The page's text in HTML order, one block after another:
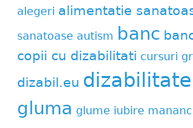
alegeri alimentatie
sanatoase autism banc
copii cu dizabilitati cursuri
dizabil.eu dizabilitate
gluma glume iubire